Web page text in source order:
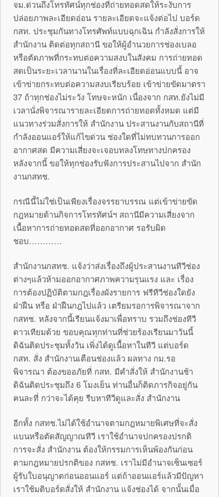
จม.ด่วนถึงโทรทัศน์ทุกช่องที่ถ่ายทอดสดให้ระงับการ
ปล่อยภาพละเอียดอ่อน รายละเอียดจะแจ้งต่อไป บอร์ด
กสท. ประชุมกันทางโทรศัพท์แบบฉุกเฉิน กำลังสั่งการให้
สำนักงาน ติดต่อทุกสถานี ขอให้ผู้อำนวยการช่องเบลอ
หรือตัดภาพที่กระทบต่อความสงบในสังคม การถ่ายทอด
สดเป็นระยะเวลานานในเรื่องที่ละเอียดอ่อนแบบนี้ อาจ
เข้าข่ายกระทบต่อความสงบเรียบร้อย เข้าข่ายขัดมาตรา
37 ถ้าทุกช่องไม่ระวัง โทษจะหนัก เนื่องจาก กสท.ยังไม่มี
เวลานั่งพิจารณารายละเอียดการถ่ายทอดทั้งหมด แต่มี
แนวทางร่วมสั่งการให้ สำนักงาน ประสานงานกับสถานีที่
กำลังออนแอร์ให้แก้ไขด่วน ช่องใดที่ไม่ทบทวนการออก
อากาศสด มีความเสี่ยงจะเจอบทลงโทษทางปกครอง
หลังจากนี้ ขอให้ทุกช่องรับฟังการประสานไปจาก สำนัก
งานกสทช.
กรณีนี้ไม่ใช่เป็นเพียงเรื่องจรรยาบรรณ แต่เข้าข่ายขัด
กฎหมายด้านกิจการโทรทัศน์ฯ สถานีมีความเสี่ยงจาก
เนื้อหาการถ่ายทอดสดที่ออกอากาศ รอรับผิด
ชอบ…………
สำนักงานกสทช. แจ้งว่าส่งเรื่องถึงผู้ประสานงานทีวีช่อง
ต่างๆแล้วห้ามออกอากาศภาพความรุนแรง และ เรื่อง
การต้องปฏิบัติตามกฎเรื่องผังรายการ ฟรีทีวีช่องใดยัง
ฝ่าฝืน หรือ ฝ่าฝืนกฎไปแล้ว เตรียมรอการพิจารณาจาก
กสทช. หลังจากนี้เรียนแจ้งมาเพื่อทราบ รวมถึงช่องทีวี
ดาวเทียมด้วย ขอบคุณทุกท่านที่ช่วยร้องเรียนมาวันนี้
ดิฉันติดประชุมทั้งวัน เพิ่งได้ดูเนื้อหาในทีวี แต่บอร์ด
กสท. สั่ง สำนักงานเตือนช่องแล้ว ผลทาง กม.รอ
พิจารณา ต้องขออภัยที่ กสท. มีคำสั่งให้ สำนักงานช้า
ดิฉันติดประชุมถึง 6 โมงเย็น ท่านอื่นก็ติดภารกิจอยู่กัน
คนละที่ กว่าจะได้คุย รีบหาทีวีดูและสั่ง สำนักงาน
อีกทั้ง กสทช.ไม่ได้ใช้อำนาจตามกฎหมายพิเศษที่จะสั่ง
แบนหรือตัดสัญญาณทีวี เราใช้อำนาจปกครองปรกติ
การจะสั่ง สำนักงาน ต้องให้กรรมการเห็นพ้องกันก่อน
ตามกฎหมายปรกติของ กสทช. เราไม่มีอำนาจเซ็นเซอร์
ผู้รับใบอนุญาตก่อนออนแอร์ แต่ถ้าออนแอร์แล้วมีปัญหา
เราใช้มติบอร์ดสั่งให้ สำนักงาน แจ้งช่องได้ จากนั้นเมื่อ